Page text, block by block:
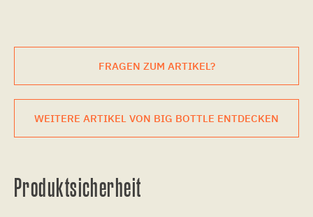
FRAGEN ZUM ARTIKEL?
WEITERE ARTIKEL VON BIG BOTTLE ENTDECKEN
Produktsicherheit